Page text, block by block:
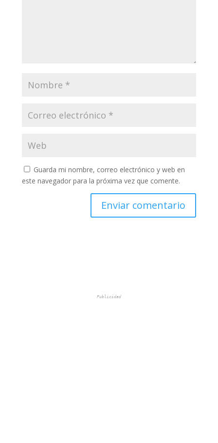
Guarda mi nombre, correo electrónico y web en
este navegador para la próxima vez que comente.
Publicidad